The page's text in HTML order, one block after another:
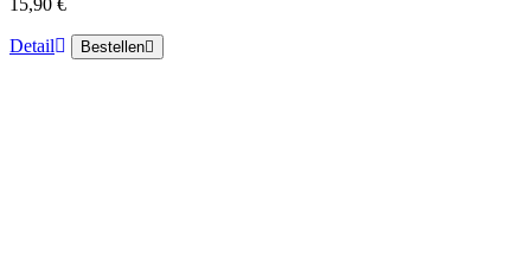
15,90 €
Detail Bestellen